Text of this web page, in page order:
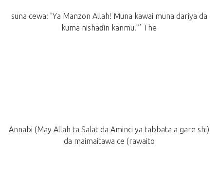
suna cewa: "Ya Manzon Allah! Muna kawai muna dariya da
kuma nishaɗin kanmu. ” The
Annabi (May Allah ta Salat da Aminci ya tabbata a gare shi)
da maimaitawa ce (rawaito